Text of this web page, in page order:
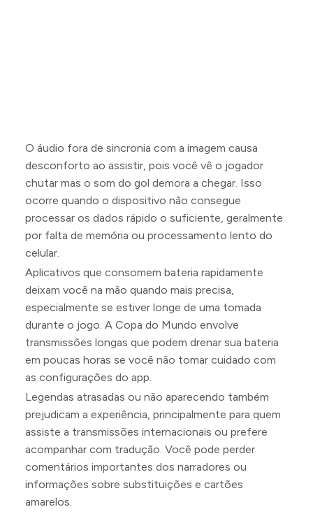
O áudio fora de sincronia com a imagem causa
desconforto ao assistir, pois você vê o jogador
chutar mas o som do gol demora a chegar. Isso
ocorre quando o dispositivo não consegue
processar os dados rápido o suficiente, geralmente
por falta de memória ou processamento lento do
celular.
Aplicativos que consomem bateria rapidamente
deixam você na mão quando mais precisa,
especialmente se estiver longe de uma tomada
durante o jogo. A Copa do Mundo envolve
transmissões longas que podem drenar sua bateria
em poucas horas se você não tomar cuidado com
as configurações do app.
Legendas atrasadas ou não aparecendo também
prejudicam a experiência, principalmente para quem
assiste a transmissões internacionais ou prefere
acompanhar com tradução. Você pode perder
comentários importantes dos narradores ou
informações sobre substituições e cartões
amarelos.